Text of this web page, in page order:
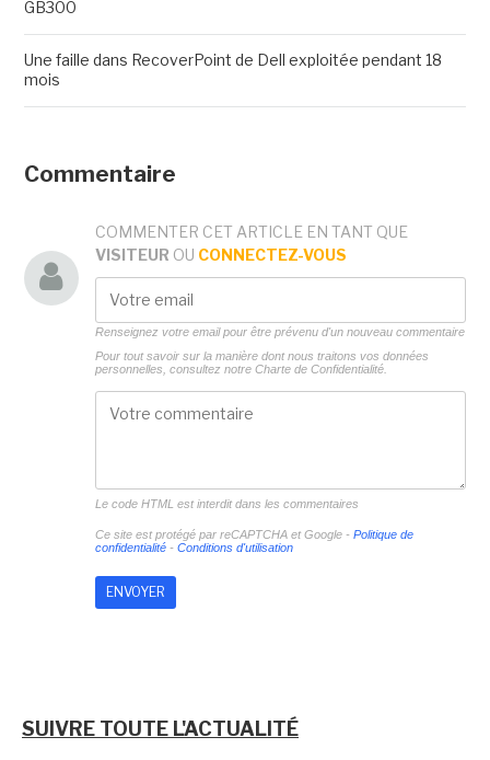
GB300
Une faille dans RecoverPoint de Dell exploitée pendant 18
mois
Commentaire
COMMENTER CET ARTICLE EN TANT QUE
VISITEUR OU CONNECTEZ-VOUS
Renseignez votre email pour être prévenu d'un nouveau commentaire
Pour tout savoir sur la manière dont nous traitons vos données
personnelles, consultez notre Charte de Confidentialité.
Le code HTML est interdit dans les commentaires
Ce site est protégé par reCAPTCHA et Google - Politique de
confidentialité- Conditions d'utilisation
SUIVRE TOUTE L'ACTUALITÉ